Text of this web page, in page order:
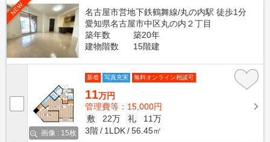
NEW
名古屋市営地下鉄鶴舞線/丸の内駅 徒歩1分
愛知県名古屋市中区丸の内２丁目
築年数
築20年
建物階数
15階建
画像 : 15枚
新着 写真充実 無料オンライン相談可
11万円
管理費等：15,000円
敷
22万 礼
11万
3階
1LDK 56.45㎡